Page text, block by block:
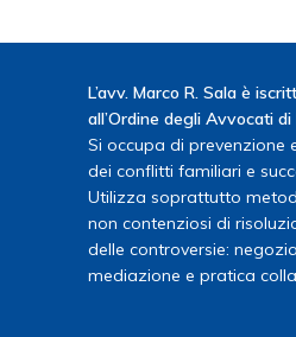
L’avv. Marco R. Sala è
all’Ordine degli Avvocati di
Si occupa di prevenzione
dei conflitti familiari e
Utilizza soprattutto
non contenziosi di
delle controversie:
mediazione e pratica